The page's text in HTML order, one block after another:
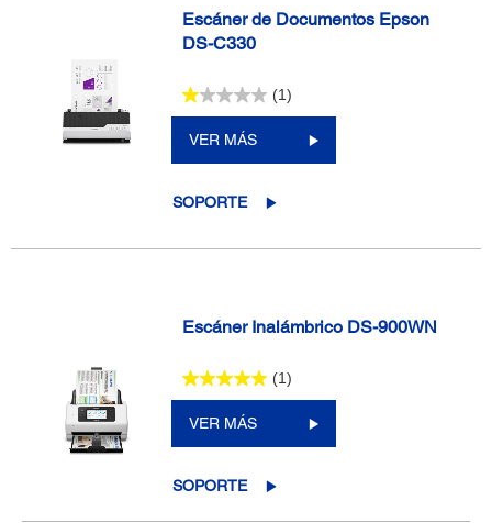
Escáner de Documentos Epson
DS-C330
(1)
VER MÁS
SOPORTE
Escáner Inalámbrico DS-900WN
(1)
VER MÁS
SOPORTE